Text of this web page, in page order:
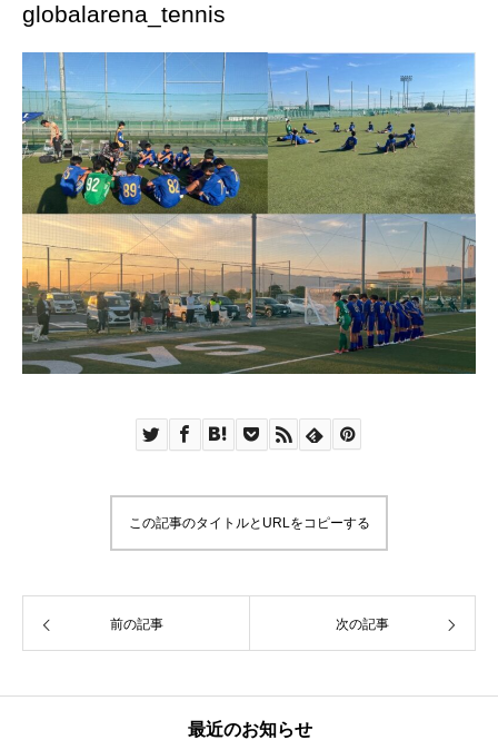
globalarena_tennis
この記事のタイトルとURLをコピーする
前の記事 次の記事
最近のお知らせ